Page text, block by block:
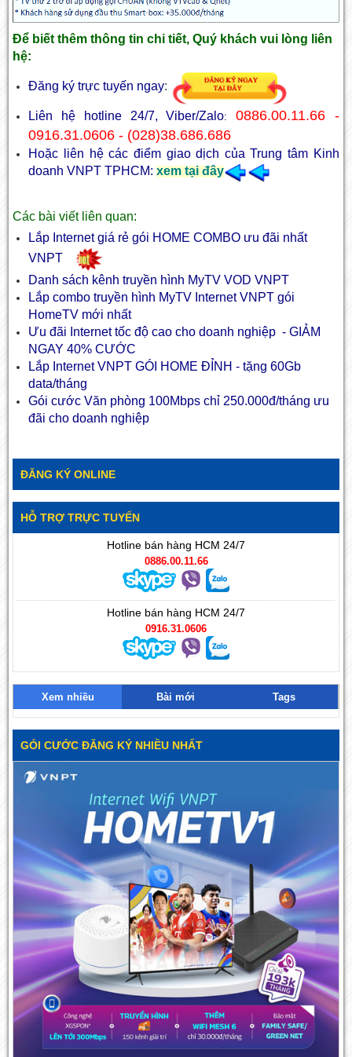
Để biết thêm thông tin chi tiết, Quý khách vui lòng liên
hệ:
Đăng ký trực tuyến ngay:
Liên hệ hotline 24/7, Viber/Zalo:0886.00.11.66 -
0916.31.0606 - (028)38.686.686
Hoặc liên hệ các điểm giao dịch của Trung tâm Kinh
doanh VNPT TPHCM: xem tại đây
Các bài viết liên quan:
Lắp Internet giá rẻ gói HOME COMBO ưu đãi nhất
VNPT
Danh sách kênh truyền hình MyTV VOD VNPT
Lắp combo truyền hình MyTV InternetVNPT gói
HomeTV mới nhất
Ưu đãi Internet tốc độ cao cho doanh nghiệp - GIẢM
NGAY 40% CƯỚC
Lắp Internet VNPT GÓI HOME ĐỈNH - tặng 60Gb
data/tháng
Gói cước Văn phòng 100Mbps chỉ 250.000đ/tháng ưu
đãi cho doanh nghiệp
ĐĂNG KÝ ONLINE
HỖ TRỢ TRỰC TUYẾN
Hotline bán hàng HCM 24/7
0886.00.11.66
Hotline bán hàng HCM 24/7
0916.31.0606
Xem nhiều Bài mới Tags
GÓI CƯỚC ĐĂNG KÝ NHIỀU NHẤT